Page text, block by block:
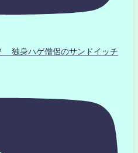
独身ハゲ僧侶のサンドイッチ